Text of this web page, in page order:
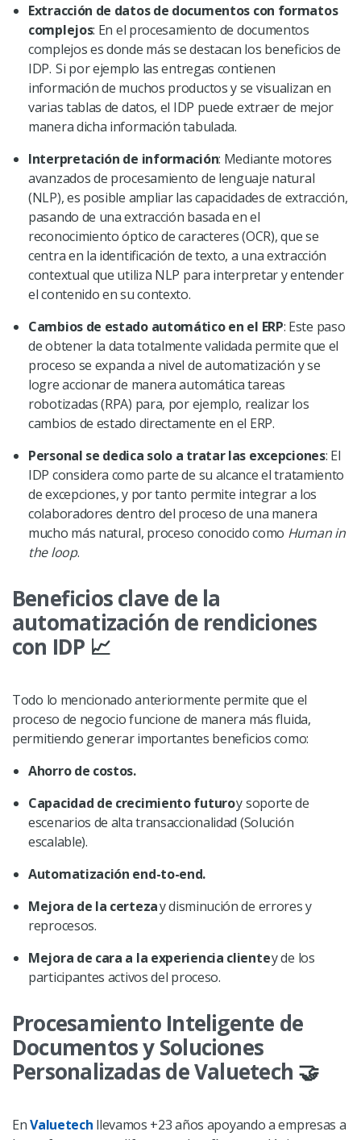
Extracción de datos de documentos con formatos
complejos: En el procesamiento de documentos
complejos es donde más se destacan los beneficios de
IDP. Si por ejemplo las entregas contienen
información de muchos productos y se visualizan en
varias tablas de datos, el IDP puede extraer de mejor
manera dicha información tabulada.
Interpretación de información: Mediante motores
avanzados de procesamiento de lenguaje natural
(NLP), es posible ampliar las capacidades de extracción,
pasando de una extracción basada en el
reconocimiento óptico de caracteres (OCR), que se
centra en la identificación de texto, a una extracción
contextual que utiliza NLP para interpretar y entender
el contenido en su contexto.
Cambios de estado automático en el ERP: Este paso
de obtener la data totalmente validada permite que el
proceso se expanda a nivel de automatización y se
logre accionar de manera automática tareas
robotizadas (RPA) para, por ejemplo, realizar los
cambios de estado directamente en el ERP.
Personal se dedica solo a tratar las excepciones: El
IDP considera como parte de su alcance el tratamiento
de excepciones, y por tanto permite integrar a los
colaboradores dentro del proceso de una manera
mucho más natural, proceso conocido como Human in
the loop.
Beneficios clave de la
automatización de rendiciones
con IDP 📈
Todo lo mencionado anteriormente permite que el
proceso de negocio funcione de manera más fluida,
permitiendo generar importantes beneficios como:
Ahorro de costos.
Capacidad de crecimiento futuroy soporte de
escenarios de alta transaccionalidad (Solución
escalable).
Automatización end-to-end.
Mejora de la certezay disminución de errores y
reprocesos.
Mejora de cara a la experiencia clientey de los
participantes activos del proceso.
Procesamiento Inteligente de
Documentos y Soluciones
Personalizadas de Valuetech 🤝
EnValuetech llevamos +23 años apoyando a empresas a